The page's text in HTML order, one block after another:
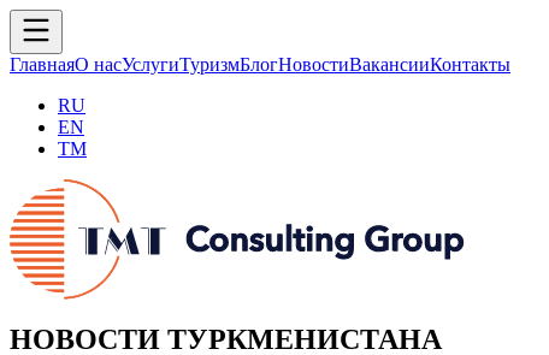
ГлавнаяО насУслугиТуризмБлогНовостиВакансииКонтакты
RU
EN
TM
НОВОСТИ ТУРКМЕНИСТАНА